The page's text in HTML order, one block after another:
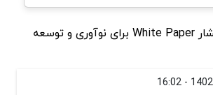
32 دیدگاه در “انتشار White Paper برای نوآوری و توسعه